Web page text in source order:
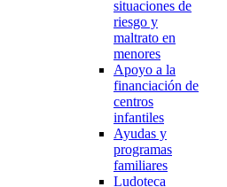
situaciones de
riesgo y
maltrato en
menores
Apoyo a la
financiación de
centros
infantiles
Ayudas y
programas
familiares
Ludoteca